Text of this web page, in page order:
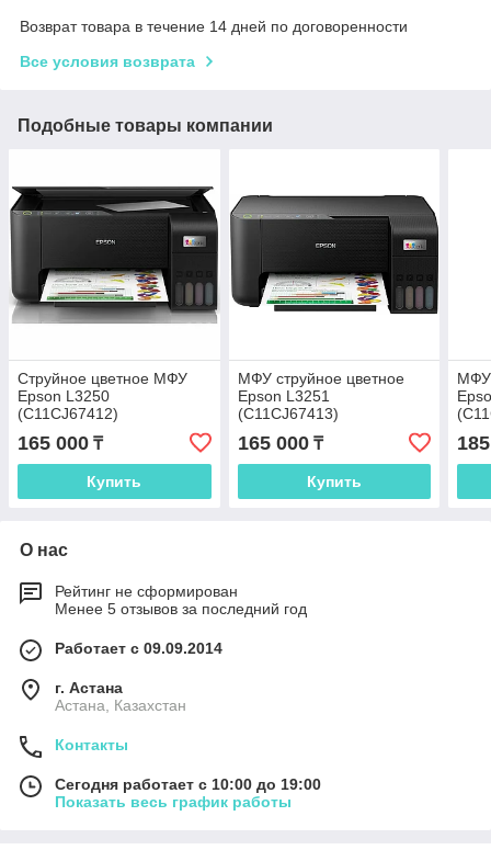
Возврат товара в течение 14 дней по договоренности
Все условия возврата
Подобные товары компании
Струйное цветное МФУ
Epson L3250
(C11CJ67412)
165 000 ₸
Купить
МФУ струйное цветное
Epson L3251
(C11CJ67413)
165 000₸
Купить
МФУ
О нас
Рейтинг не сформирован
Менее 5 отзывов за последний год
Работает с 09.09.2014
г. Астана
Астана, Казахстан
Контакты
Сегодня работает с 10:00 до 19:00
Показать весь график работы